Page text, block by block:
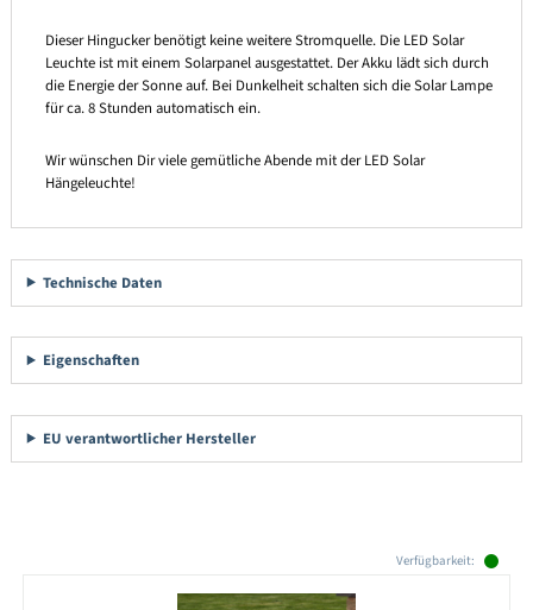
Dieser Hingucker benötigt keine weitere Stromquelle. Die LED Solar
Leuchte ist mit einem Solarpanel ausgestattet. Der Akku lädt sich durch
die Energie der Sonne auf. Bei Dunkelheit schalten sich die Solar Lampe
für ca. 8 Stunden automatisch ein.
Wir wünschen Dir viele gemütliche Abende mit der LED Solar
Hängeleuchte!
Technische Daten
Eigenschaften
EU verantwortlicher Hersteller
Verfügbarkeit: